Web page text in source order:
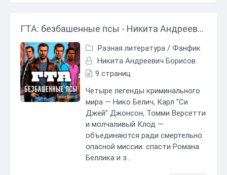
ГТА: безбашенные псы - Никита Андреевич Борисов
Разная литература/ Фанфик
Никита Андреевич Борисов
9 страниц
Четыре легенды криминального
мира — Нико Белич, Карл "Си
Джей" Джонсон, Томми Версетти
и молчаливый Клод —
объединяются ради смертельно
опасной миссии: спасти Романа
Беллика и з...